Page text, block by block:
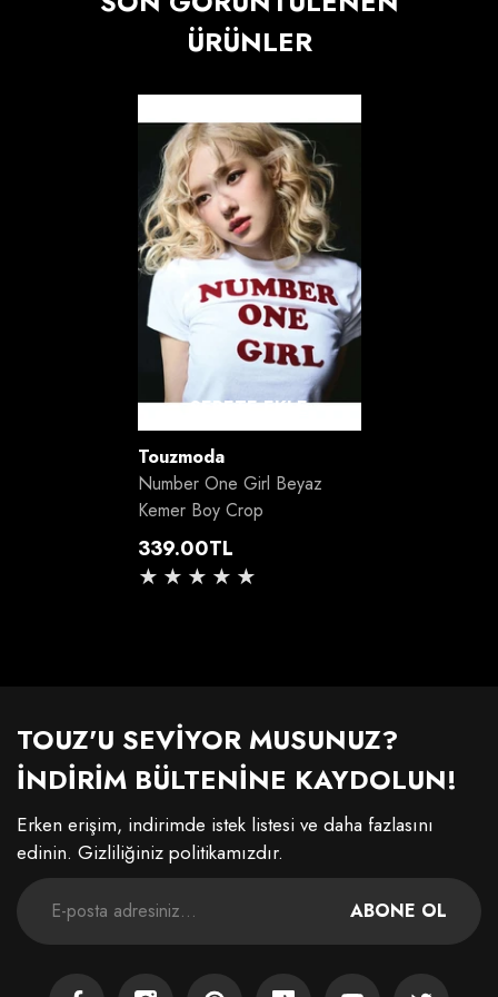
ÜRÜNLER
SEPETE EKLE
Satıcı:
Touzmoda
Number One Girl Beyaz
Kemer Boy Crop
Normal
fiyat
339.00TL
TOUZ'U SEVİYOR MUSUNUZ?
İNDİRİM BÜLTENİNE KAYDOLUN!
Erken erişim, indirimde istek listesi ve daha fazlasını
edinin. Gizliliğiniz politikamızdır.
ABONE OL